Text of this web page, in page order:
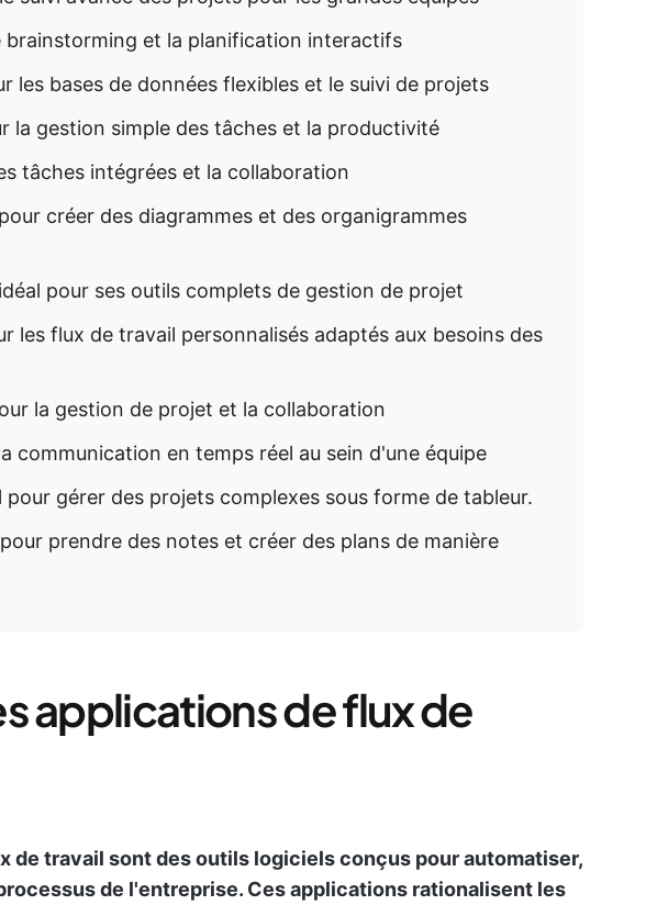
brainstorming et la planification interactifs
les bases de données flexibles et le suivi de projets
la gestion simple des tâches et la productivité
tâches intégrées et la collaboration
créer des diagrammes et des organigrammes
pour ses outils complets de gestion de projet
les flux de travail personnalisés adaptés aux besoins des
la gestion de projet et la collaboration
communication en temps réel au sein d'une équipe
pour gérer des projets complexes sous forme de tableur.
prendre des notes et créer des plans de manière
applications de flux de
de travail sont des outils logiciels conçus pour automatiser,
de l'entreprise. Ces applications rationalisent les